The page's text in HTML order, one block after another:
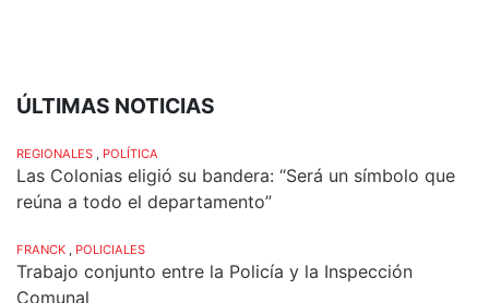
ÚLTIMAS NOTICIAS
REGIONALES , POLÍTICA
Las Colonias eligió su bandera: “Será un símbolo que
reúna a todo el departamento”
FRANCK , POLICIALES
Trabajo conjunto entre la Policía y la Inspección
Comunal